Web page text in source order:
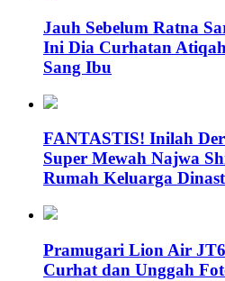
Jauh Sebelum Ratna
Ini Dia Curhatan
Sang Ibu
FANTASTIS! Inilah
Super Mewah Najwa
Rumah Keluarga
Pramugari Lion Air
Curhat dan Unggah